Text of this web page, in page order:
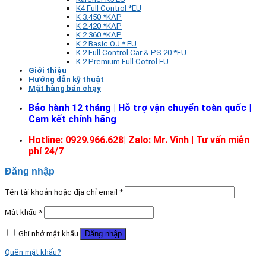
K4 Full Control *EU
K 3.450 *KAP
K 2.420 *KAP
K 2.360 *KAP
K 2 Basic OJ * EU
K 2 Full Control Car & PS 20 *EU
K 2 Premium Full Cotrol EU
Giới thiệu
Hướng dẫn kỹ thuật
Mặt hàng bán chạy
Bảo hành 12 tháng | Hỗ trợ vận chuyển toàn quốc |
Cam kết chính hãng
Hotline: 0929.966.628| Zalo: Mr. Vinh | Tư vấn miễn
phí 24/7
Đăng nhập
Tên tài khoản hoặc địa chỉ email *
Mật khẩu *
Ghi nhớ mật khẩu Đăng nhập
Quên mật khẩu?